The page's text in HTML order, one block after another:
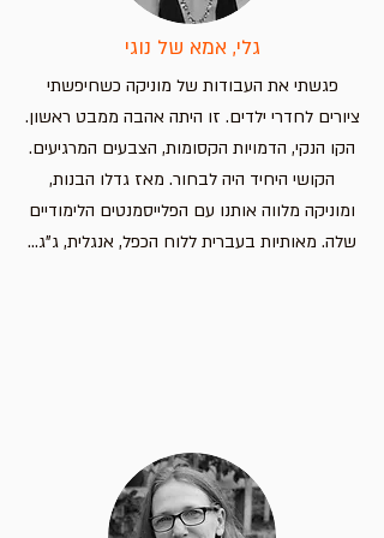
גלי, אמא של נוגי
פגשתי את העבודות של מוניקה כשחיפשתי
ציורים לחדרי ילדים. זו היתה אהבה ממבט ראשון.
הקו הנקי, הדמויות הקסומות, הצבעים המרגיעים.
הקושי היחיד היה לבחור. מאז גדלו הבנות,
ומוניקה מלווה אותנו עם הפלייסמנטים הלימודיים
שלה. מאותיות בעברית ללוח הכפל, אנגלית, ג"ג...